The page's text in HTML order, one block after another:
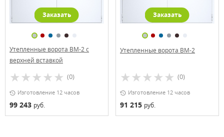
Заказать
Утепленные ворота ВМ-2 с
верхней вставкой
(0)
Изготовление 12 часов
99 243 руб.
Заказать
Утепленные ворота ВМ-2
(0)
Изготовление 12 часов
91 215 руб.